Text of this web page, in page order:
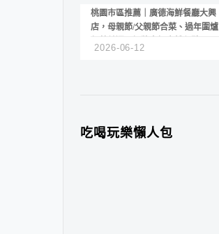
桃園市區推薦｜廣德海鮮餐廳大興
店，母親節/父親節合菜、過年圍爐
2026-06-12
吃喝玩樂懶人包